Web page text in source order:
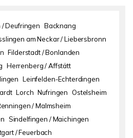
Deufringen Backnang
am Neckar / Liebersbronn
Filderstadt / Bonlanden
Herrenberg / Affstätt
Leinfelden-Echterdingen
Lorch Nufringen
Ostelsheim
/ Malmsheim
Sindelfingen / Maichingen
/ Feuerbach